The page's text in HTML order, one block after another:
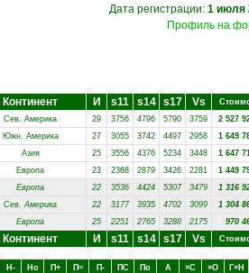
Дата регистрации: 1 июля
Профиль на
Континент И s11 s14 s17 Vs
Сев. Америка 29 3756 4796 5790 3759
2 527
Южн. Америка 27 3055 3742 4497 2958
1 649
Азия 25 3556 4376 5234 3448
1 647
Европа 23 2368 2879 3426 2281
1 449
Европа 22 3536 4424 5307 3479
1 316
Сев. Америка 22 3177 3935 4702 3099
1 304
Европа 25 2251 2765 3288 2175 970
Континент И s11 s14 s17 Vs
Н- Нo П+ П= П- ПC Пo А ×C ×O Г×Н